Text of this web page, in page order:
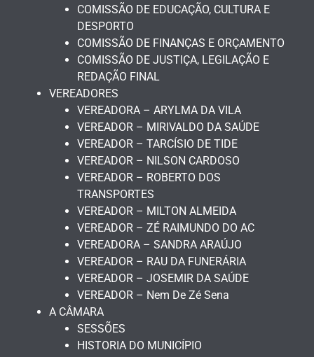
COMISSÃO DE EDUCAÇÃO, CULTURA E
DESPORTO
COMISSÃO DE FINANÇAS E ORÇAMENTO
COMISSÃO DE JUSTIÇA, LEGILAÇÃO E
REDAÇÃO FINAL
VEREADORES
VEREADORA – ARYLMA DA VILA
VEREADOR – MIRIVALDO DA SAÚDE
VEREADOR – TARCÍSIO DE TIDE
VEREADOR – NILSON CARDOSO
VEREADOR – ROBERTO DOS
TRANSPORTES
VEREADOR – MILTON ALMEIDA
VEREADOR – ZÉ RAIMUNDO DO AC
VEREADORA – SANDRA ARAÚJO
VEREADOR – RAU DA FUNERÁRIA
VEREADOR – JOSEMIR DA SAÚDE
VEREADOR – Nem De Zé Sena
A CÂMARA
SESSÕES
HISTORIA DO MUNICÍPIO